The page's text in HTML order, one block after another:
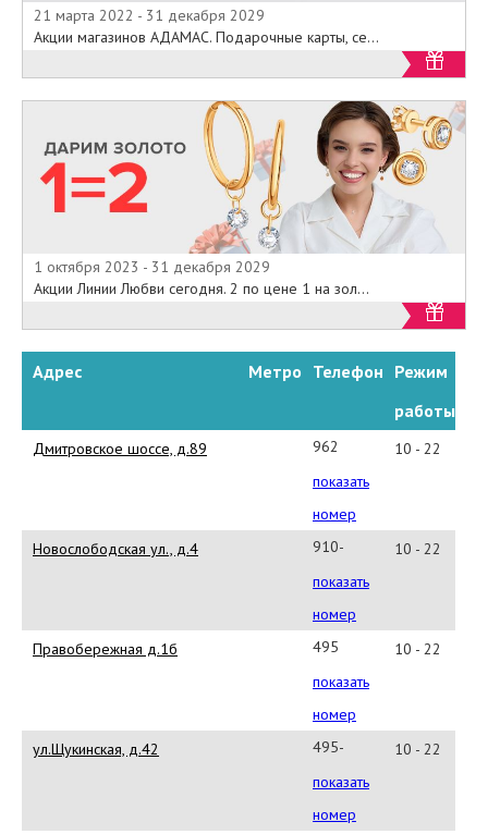
21 марта 2022 - 31 декабря 2029
Акции магазинов АДАМАС. Подарочные карты, се...
1 октября 2023 - 31 декабря 2029
Акции Линии Любви сегодня. 2 по цене 1 на зол...
Адрес Метро Телефон Режим
работы
Дмитровское шоссе, д.89
962
932
11
86
показать
номер
10 - 22
Новослободская ул., д.4
910-
445
55
56
показать
номер
10 - 22
Правобережная д.1б
495
510
6882
показать
номер
10 - 22
ул.Щукинская, д.42
495-
229
97
показать
номер
10 - 22